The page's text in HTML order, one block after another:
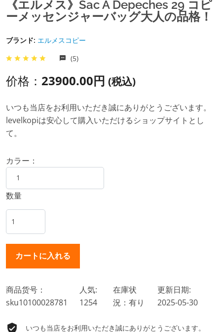
《エルメス》Sac A Depeches 29 コピ
ーメッセンジャーバッグ大人の品格！
ブランド: エルメスコピー
(5)
价格： 23900.00円 (税込)
いつも当店をお利用いただき誠にありがとうございます。
levelkopiは安心して購入いただけるショップサイトとし
て。
カラー：
数量
商品货号：
sku10100028781
人気:
1254
在庫状
況：有り
更新日期:
2025-05-30
いつも当店をお利用いただき誠にありがとうございます。